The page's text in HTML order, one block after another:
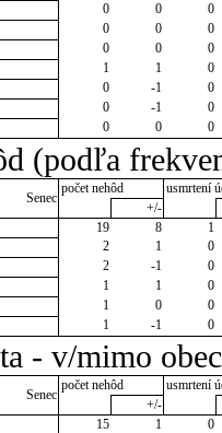
0 0
0
0 0
0
0 0
0
1 1
0
0 -1
0
0 -1
0
0 0 0
(podľa
Senec
počet nehôd
usmrtení
+/-
19 8
1
2 1
0
2 -1
0
1 1
0
1 0
0
1 -1 0
- v/mimo obec
Senec
počet nehôd
usmrtení
+/-
15 1
0